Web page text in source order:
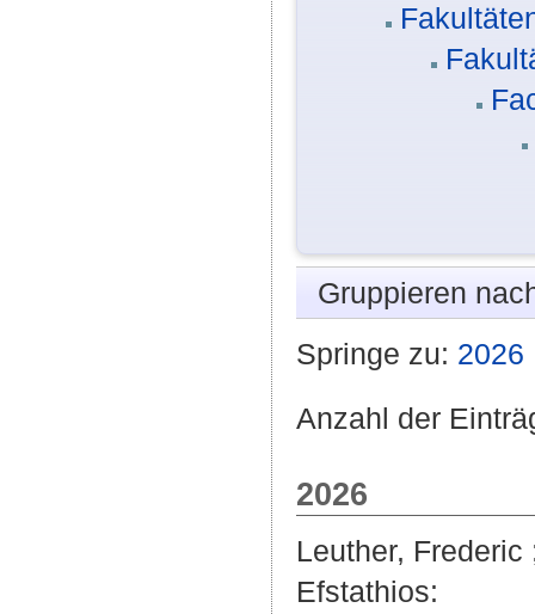
Gruppieren
Springe zu: 2026
Anzahl der
2026
Leuther, Frederic
Efstathios: